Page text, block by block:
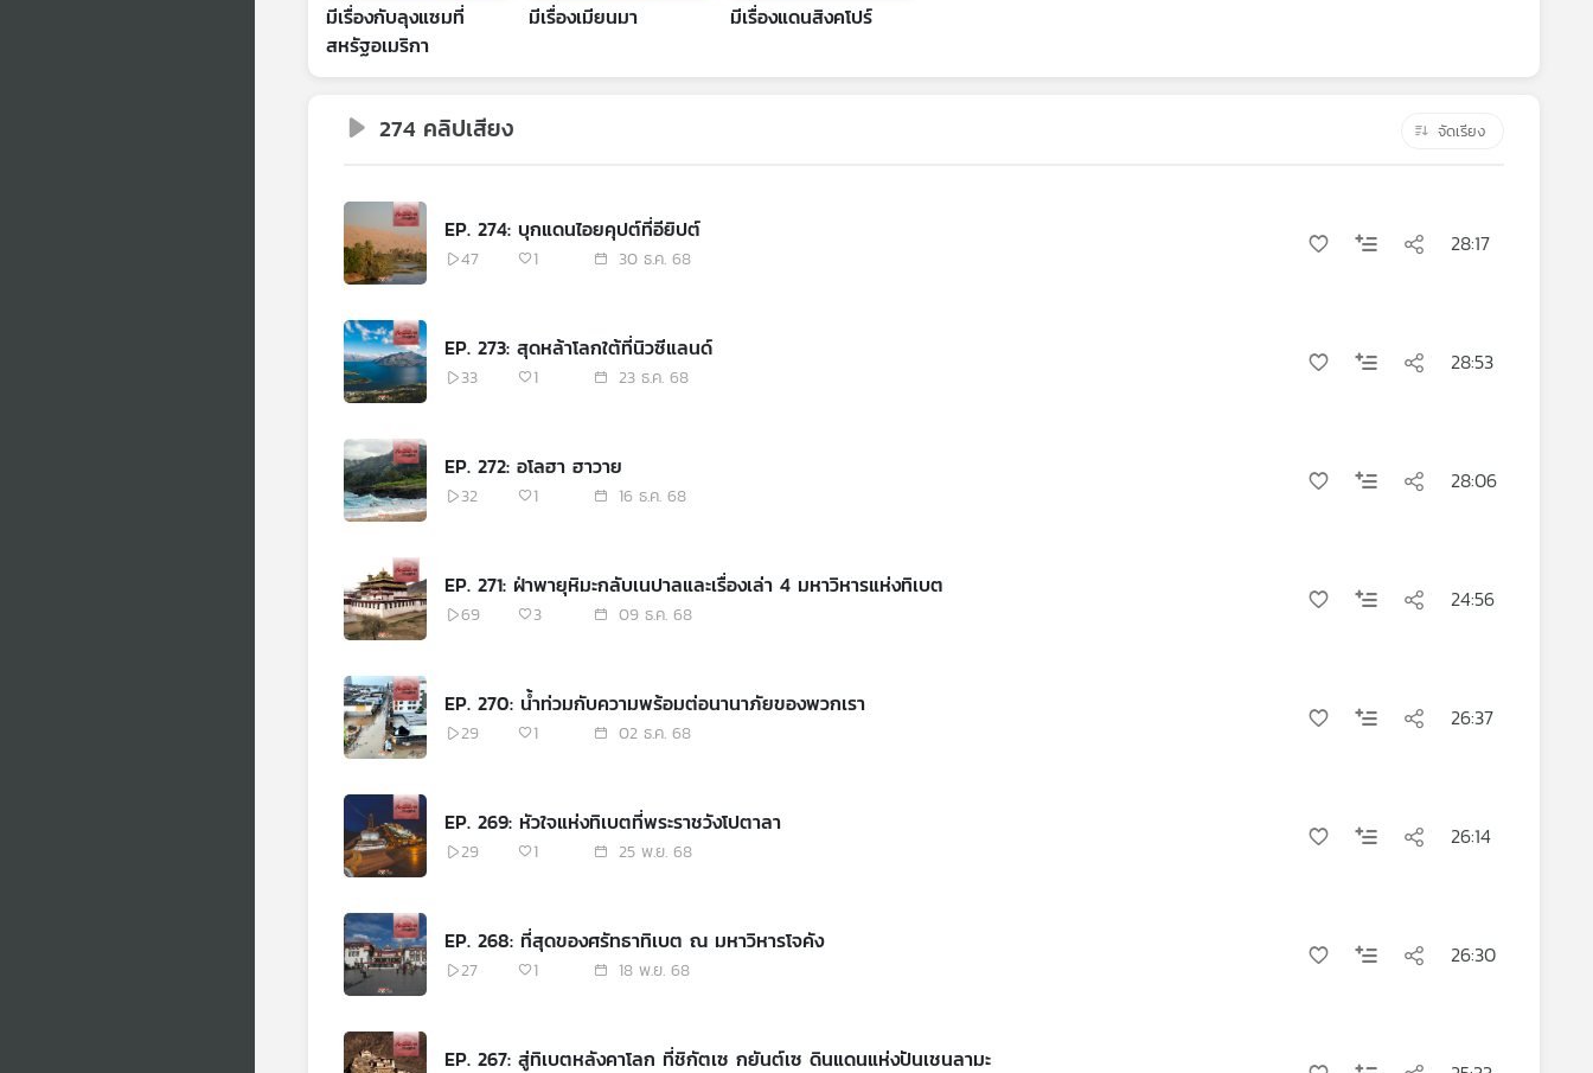
มีเรื่องกับลุงแซมที่
สหรัฐอเมริกา
มีเรื่องเมียนมา มีเรื่องแดนสิงคโปร์
274 คลิปเสียง จัดเรียง
EP. 274: บุกแดนไอยคุปต์ที่อียิปต์
47 1 30 ธ.ค. 68
28:17
EP. 273: สุดหล้าโลกใต้ที่นิวซีแลนด์
33 1 23 ธ.ค. 68
28:53
EP. 272: อโลฮา ฮาวาย
32 1 16 ธ.ค. 68
28:06
EP. 271: ฝ่าพายุหิมะกลับเนปาลและเรื่องเล่า 4 มหาวิหารแห่งทิเบต
69 3 09 ธ.ค. 68
24:56
EP. 270: น้ำท่วมกับความพร้อมต่อนานาภัยของพวกเรา
29 1 02 ธ.ค. 68
26:37
EP. 269: หัวใจแห่งทิเบตที่พระราชวังโปตาลา
29 1 25 พ.ย. 68
26:14
EP. 268: ที่สุดของศรัทธาทิเบต ณ มหาวิหารโจคัง
27 1 18 พ.ย. 68
26:30
EP. 267: สู่ทิเบตหลังคาโลก ที่ชิกัตเซ กยันต์เซ ดินแดนแห่งปันเชนลามะ